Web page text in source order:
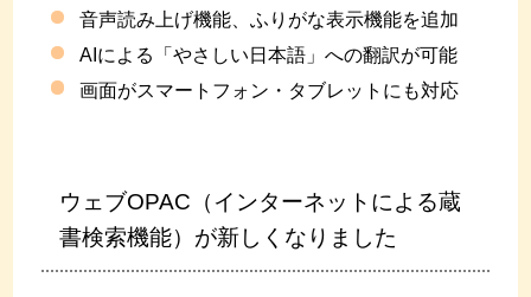
音声読み上げ機能、ふりがな表示機能を追加
AIによる「やさしい日本語」への翻訳が可能
画面がスマートフォン・タブレットにも対応
ウェブOPAC（インターネットによる蔵
書検索機能）が新しくなりました